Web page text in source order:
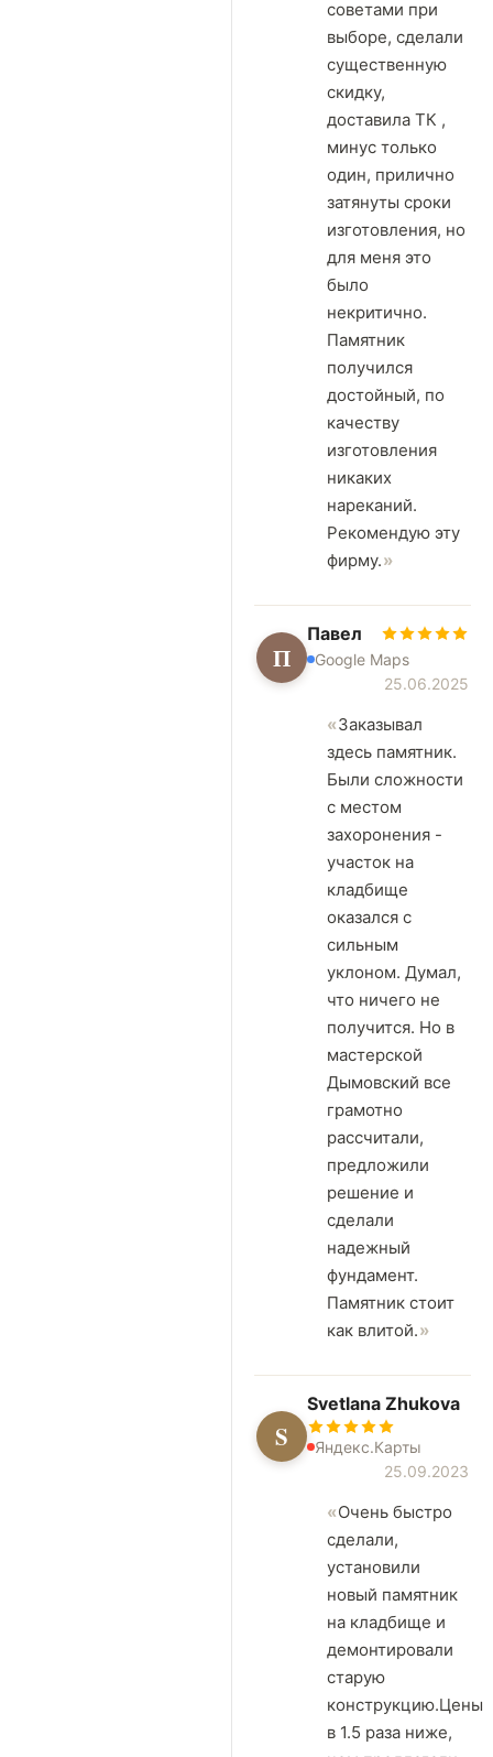
советами при
выборе, сделали
существенную
скидку,
доставила ТК ,
минус только
один, прилично
затянуты сроки
изготовления, но
для меня это
было
некритично.
Памятник
получился
достойный, по
качеству
изготовления
никаких
нареканий.
Рекомендую эту
фирму.
П
Павел
Google Maps
25.06.2025
Заказывал
здесь памятник.
Были сложности
с местом
захоронения -
участок на
кладбище
оказался с
сильным
уклоном. Думал,
что ничего не
получится. Но в
мастерской
Дымовский все
грамотно
рассчитали,
предложили
решение и
сделали
надежный
фундамент.
Памятник стоит
как влитой.
S
Svetlana Zhukova
Яндекс.Карты
25.09.2023
Очень быстро
сделали,
установили
новый памятник
на кладбище и
демонтировали
старую
конструкцию.Цены
в 1.5 раза ниже,